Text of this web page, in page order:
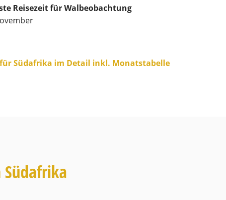
Reisezeit für Walbeobachtung
Südafrika im Detail inkl. Monatstabelle